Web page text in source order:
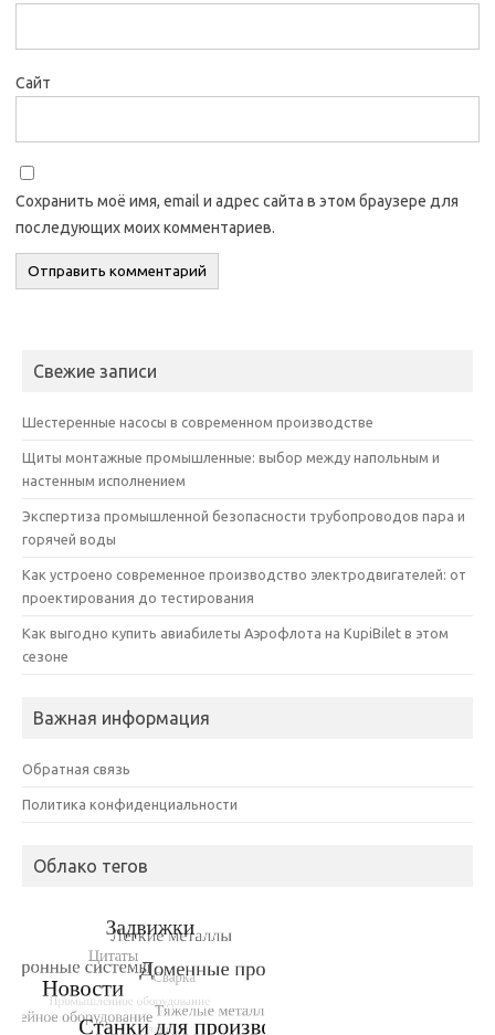
Сайт
Сохранить моё имя, email и адрес сайта в этом браузере для
последующих моих комментариев.
Свежие записи
Шестеренные насосы в современном производстве
Щиты монтажные промышленные: выбор между напольным и
настенным исполнением
Экспертиза промышленной безопасности трубопроводов пара и
горячей воды
Как устроено современное производство электродвигателей: от
проектирования до тестирования
Как выгодно купить авиабилеты Аэрофлота на KupiBilet в этом
сезоне
Важная информация
Обратная связь
Политика конфиденциальности
Облако тегов